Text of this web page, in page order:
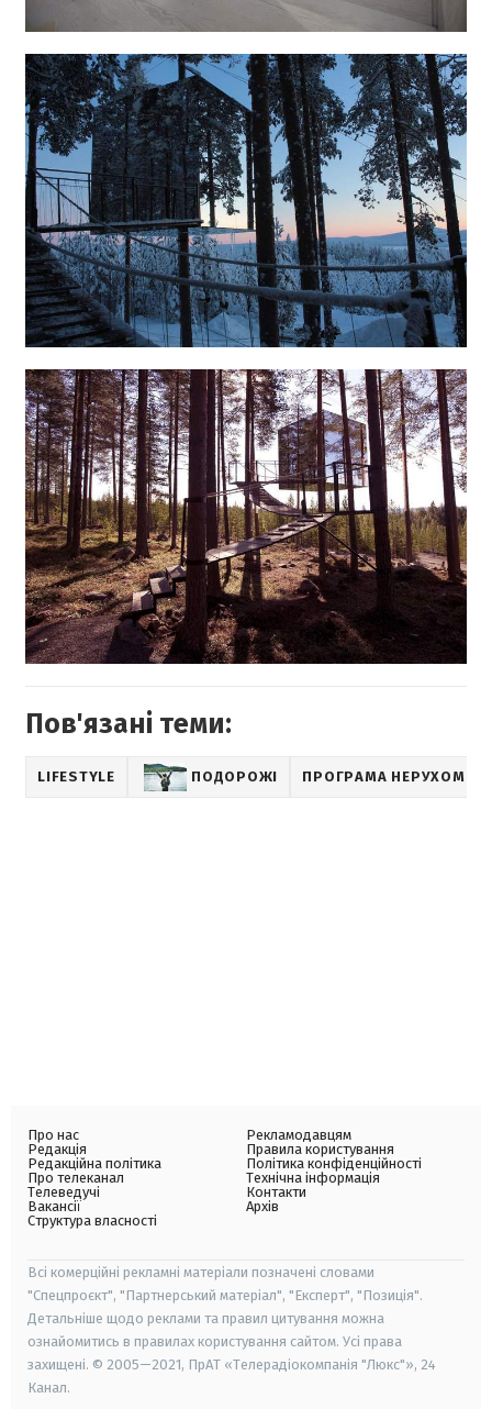
Пов'язані теми:
LIFESTYLE ПОДОРОЖІ ПРОГРАМА
Про нас
Редакція
Редакційна політика
Про телеканал
Телеведучі
Вакансії
Структура власності
Рекламодавцям
Правила користування
Політика конфіденційності
Технічна інформація
Контакти
Архів
Всі комерційні рекламні матеріали позначені словами
"Спецпроєкт", "Партнерський матеріал", "Експерт", "Позиція".
Детальніше щодо реклами та правил цитування можна
ознайомитись в правилах користування сайтом. Усі права
захищені. © 2005—2021, ПрАТ «Телерадіокомпанія "Люкс"», 24
Канал.